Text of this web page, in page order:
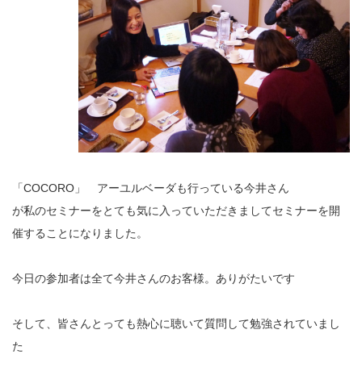
「COCORO」 アーユルベーダも行っている今井さん
が私のセミナーをとても気に入っていただきましてセミナーを開
催することになりました。
今日の参加者は全て今井さんのお客様。ありがたいです
そして、皆さんとっても熱心に聴いて質問して勉強されていまし
た